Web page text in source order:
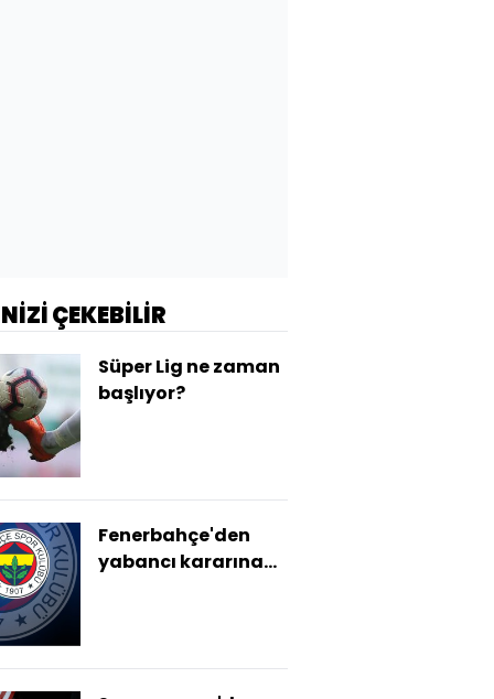
ÇEKEBİLİR
Süper Lig ne zaman
başlıyor?
Fenerbahçe'den
yabancı kararına